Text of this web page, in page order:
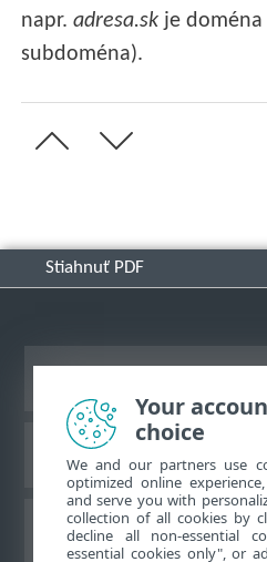
napr.adresa.sk je
subdoména).
Stiahnuť PDF
Databáza
ESET
Your
choice
We and our partners use
optimized online
and serve you with
collection of all cookies by
decline all non-essential
essential cookies only", or